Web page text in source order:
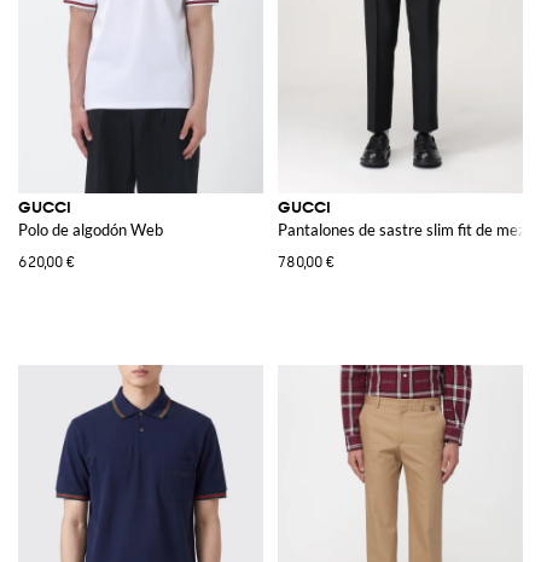
GUCCI
Polo de algodón Web
620,00 €
GUCCI
Pantalones de sastre slim fit de
780,00 €